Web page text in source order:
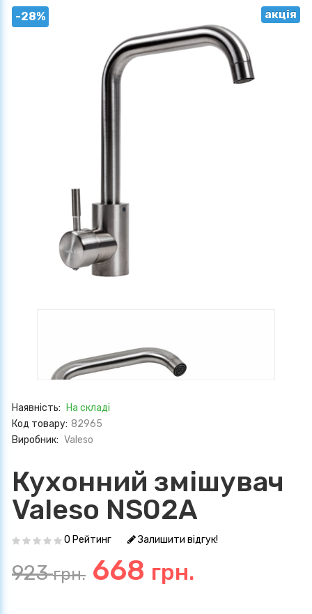
-28% акція
Наявність:
На складі
Код товару: 82965
Виробник: Valeso
Кухонний змішувач
Valeso NS02A
0 Рейтинг Залишити відгук!
923грн. 668 грн.